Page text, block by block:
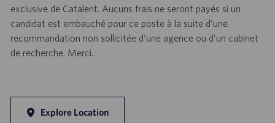
exclusive de Catalent. Aucuns frais ne seront payés si un
candidat est embauché pour ce poste à la suite d'une
recommandation non sollicitée d'une agence ou d'un cabinet
de recherche. Merci.
Explore Location